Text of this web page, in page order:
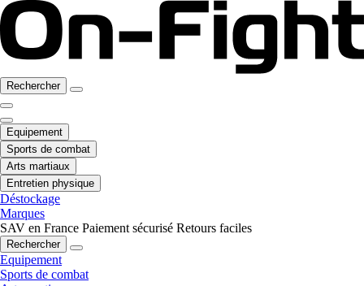
Rechercher
Equipement
Sports de combat
Arts martiaux
Entretien physique
Déstockage
Marques
SAV en France Paiement sécurisé Retours faciles
Rechercher
Equipement
Sports de combat